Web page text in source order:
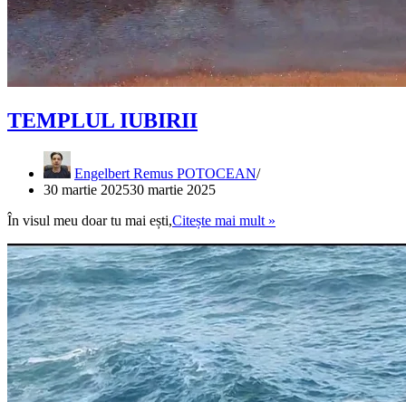
TEMPLUL IUBIRII
Engelbert Remus POTOCEAN
30 martie 202530 martie 2025
În visul meu doar tu mai ești,Citește mai mult »